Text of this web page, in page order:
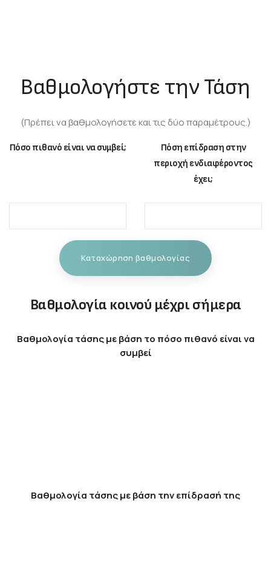
Βαθμολογήστε την Τάση
(Πρέπει να βαθμολογήσετε και τις δύο παραμέτρους.)
Πόσο πιθανό είναι να συμβεί;
Πόση επίδραση στην
περιοχή ενδιαφέροντος
έχει;
Καταχώρηση βαθμολογίας
Βαθμολογία κοινού μέχρι σήμερα
Βαθμολογία τάσης με βάση το πόσο πιθανό είναι να
συμβεί
Βαθμολογία τάσης με βάση την επίδρασή της